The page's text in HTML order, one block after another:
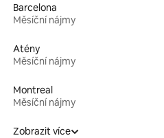
Barcelona
Měsíční nájmy
Atény
Měsíční nájmy
Montreal
Měsíční nájmy
Zobrazit více